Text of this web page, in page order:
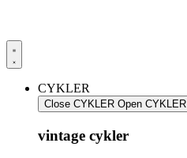
CYKLER
Close CYKLER Open CYKLER
vintage cykler